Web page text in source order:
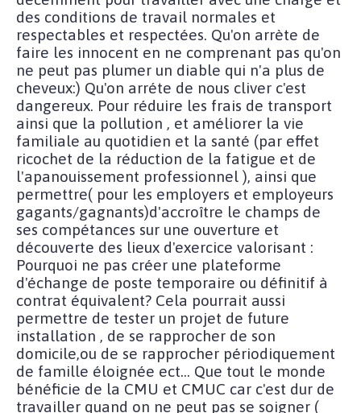
des conditions de travail normales et
respectables et respectées. Qu'on arrète de
faire les innocent en ne comprenant pas qu'on
ne peut pas plumer un diable qui n'a plus de
cheveux:) Qu'on arréte de nous cliver c'est
dangereux. Pour réduire les frais de transport
ainsi que la pollution , et améliorer la vie
familiale au quotidien et la santé (par effet
ricochet de la réduction de la fatigue et de
l'apanouissement professionnel ), ainsi que
permettre( pour les employers et employeurs
gagants/gagnants)d'accroître le champs de
ses compétances sur une ouverture et
découverte des lieux d'exercice valorisant :
Pourquoi ne pas créer une plateforme
d'échange de poste temporaire ou définitif à
contrat équivalent? Cela pourrait aussi
permettre de tester un projet de future
installation , de se rapprocher de son
domicile,ou de se rapprocher périodiquement
de famille éloignée ect... Que tout le monde
bénéficie de la CMU et CMUC car c'est dur de
travailler quand on ne peut pas se soigner (